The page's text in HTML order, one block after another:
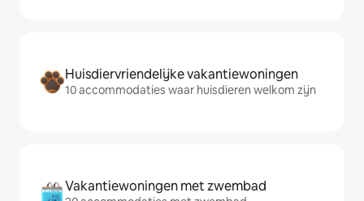
Huisdiervriendelijke vakantiewoningen
10 accommodaties waar huisdieren welkom zijn
Vakantiewoningen met zwembad